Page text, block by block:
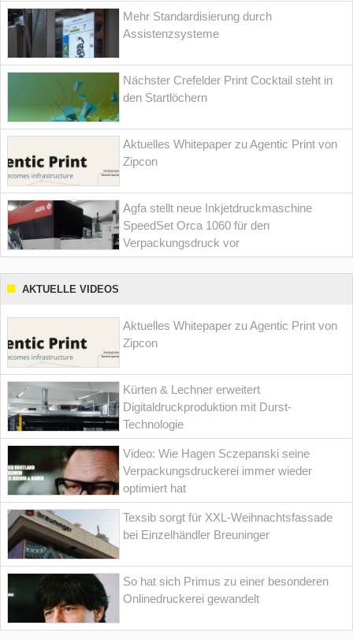
Mehr Standardisierung durch
Assistenzsysteme
Nächster Crefelder Print Cocktail steht in
den Startlöchern
Aktuelles Whitepaper zu Agentic Print von
Zipcon
Agfa stellt neue Inkjetdruckmaschine
SpeedSet Orca 1060 für den
Verpackungsdruck vor
AKTUELLE VIDEOS
Aktuelles Whitepaper zu Agentic Print von
Zipcon
Kürten & Lechner erweitert
Digitaldruckproduktion mit Durst-
Technologie
Video: Wie Hagen Sczepanski seine
Verpackungsdruckerei immer wieder
optimiert hat
Texsib sorgt für XXL-Weihnachtsfassade
bei Einzelhändler Breuninger
So hat sich Primus zu einer besonderen
Onlinedruckerei gewandelt